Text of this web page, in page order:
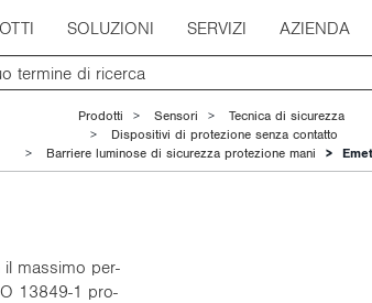
SOLUZIONI SERVIZI AZIENDA
Prodotti Sensori
Tecnica di sicurezza
Dispositivi di protezione senza contatto
Barriere luminose di sicurezza protezione mani
il mas­si­mo per­
13849-1 pro­